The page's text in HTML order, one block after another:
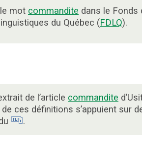
mot commandite dans le Fonds
du Québec (FDLQ).
de l’article commandite
ces définitions s’appuient sur
.